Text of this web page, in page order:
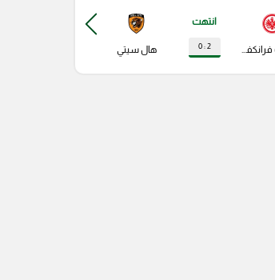
آينتراخت فرانكفورت
انتهت
2 : 0 هال سيتي